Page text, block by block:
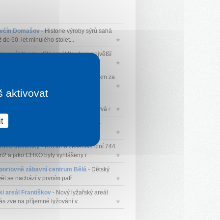
Domašov- Historie výroby sýrů sahá
do 60. let minulého stolet...
★
areál Kouty- Ski areál Kouty je největší
★
- Skiareál najdete 3 km za
★
- likérka Domašov se zabývá ru...★
bylinná a kořeněná vína
-
★
Jeseníky- Rozloha Jeseníků činí 744
a jako CHKO byly vyhlášeny r...
★
zábavní centrum Bělá- Dětský
se nachází v prvním patř...
★
areál Františkov- Nový lyžařský areál
zve na příjemné lyžování v...
★
aktivovat